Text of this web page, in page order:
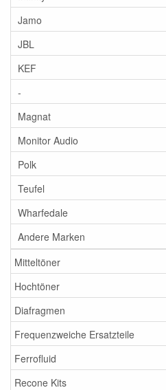
Jamo
JBL
KEF
-
Magnat
Monitor Audio
Polk
Teufel
Wharfedale
Andere Marken
Mitteltöner
Hochtöner
Diafragmen
Frequenzweiche Ersatzteile
Ferrofluid
Recone Kits